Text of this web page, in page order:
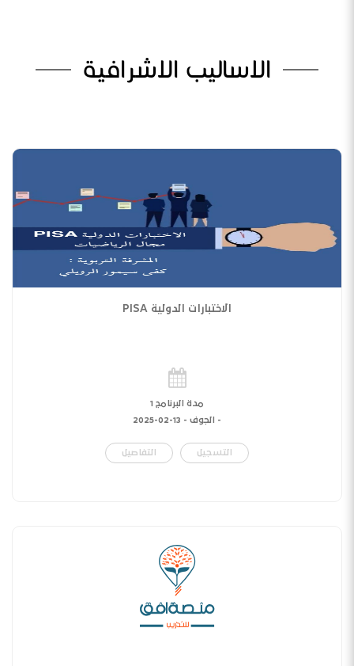
الاساليب الاشرافية
الاختبارات الدولية PISA
مدة البرنامج 1
- الجوف - 13-02-2025
التسجيل التفاصيل